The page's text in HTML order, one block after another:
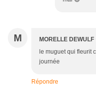
M MORELLE DEWULF
le muguet qui fleurit
journée
Répondre